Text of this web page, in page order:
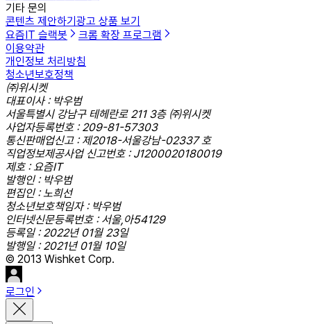
기타 문의
콘텐츠 제안하기 광고 상품 보기
요즘IT 슬랙봇
크롬 확장 프로그램
이용약관
개인정보 처리방침
청소년보호정책
㈜위시켓
대표이사 : 박우범
서울특별시 강남구 테헤란로 211 3층 ㈜위시켓
사업자등록번호 : 209-81-57303
통신판매업신고 : 제2018-서울강남-02337 호
직업정보제공사업 신고번호 : J1200020180019
제호 : 요즘IT
발행인 : 박우범
편집인 : 노희선
청소년보호책임자 : 박우범
인터넷신문등록번호 : 서울,아54129
등록일 : 2022년 01월 23일
발행일 : 2021년 01월 10일
© 2013 Wishket Corp.
로그인